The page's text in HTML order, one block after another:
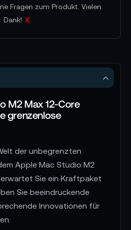
Fragen zum Produkt. Vielen
Dank! x
M2 Max 12-Core
grenzenlose
der unbegrenzten
Apple Mac Studio M2
erwartet Sie ein Kraftpaket
Sie beeindruckende
Innovationen für